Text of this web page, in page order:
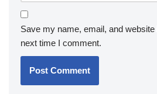
Save my name, email, and
next time I comment.